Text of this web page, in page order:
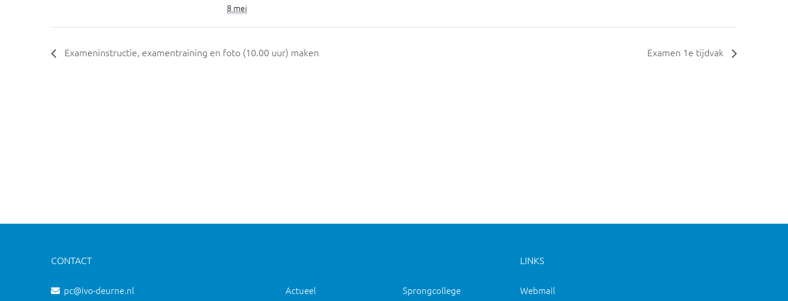
8 mei
Exameninstructie, examentraining en foto (10.00 uur) maken Examen 1e tijdvak
CONTACT
pc@ivo-deurne.nl Actueel Sprongcollege
LINKS
Webmail